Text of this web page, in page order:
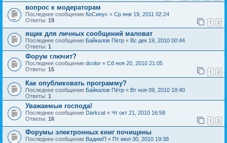
вопрос к модераторам
Последнее сообщение КоСинус « Ср янв 19, 2011 02:24
Ответы: 19 1 2
ящик для личных сообщений маловат
Последнее сообщение Байкалов Пётр « Вс дек 19, 2010 00:44
Ответы: 1
Форум глючит?
Последнее сообщение dcolor « Сб ноя 20, 2010 21:05
Ответы: 15 1 2
Как опубликовать программу?
Последнее сообщение Байкалов Пётр « Вт ноя 09, 2010 18:40
Ответы: 1
Уважаемые господа!
Последнее сообщение Darkcat « Чт окт 21, 2010 16:58
Ответы: 16 1 2
Форумы электронных книг почищены
Последнее сообщение ВадимП « Пт июл 30, 2010 19:38